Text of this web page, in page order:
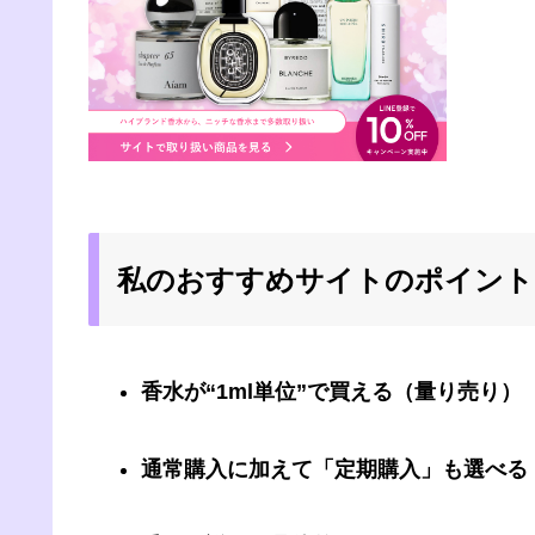
私のおすすめサイトのポイン
香水が“1ml単位”で買える（量り売り）
通常購入に加えて「定期購入」も選べる